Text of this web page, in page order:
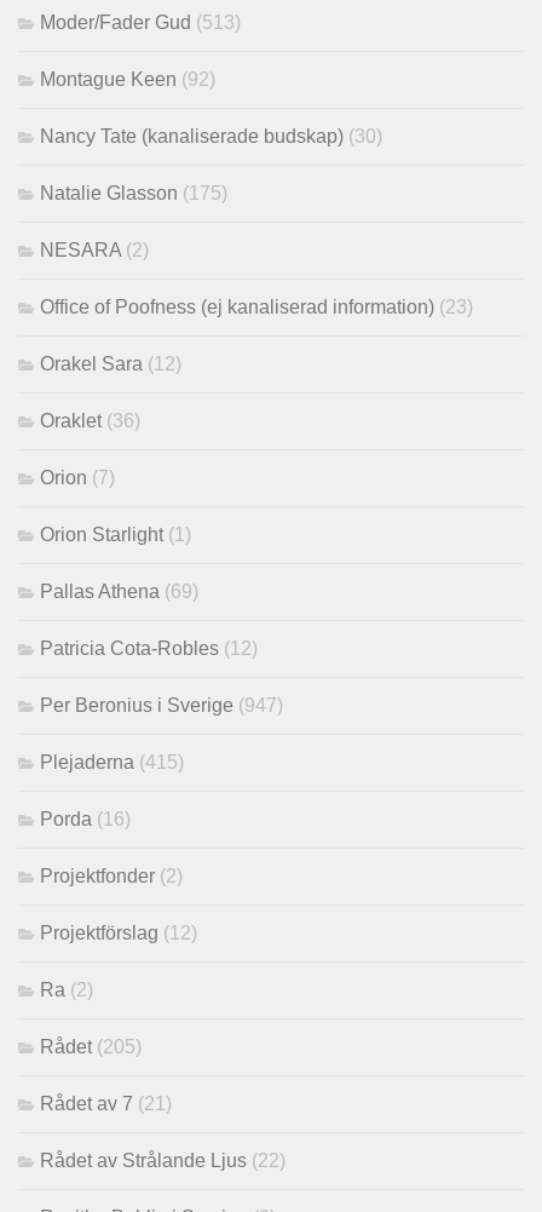
Moder/Fader Gud (513)
Montague Keen (92)
Nancy Tate (kanaliserade budskap) (30)
Natalie Glasson (175)
NESARA (2)
Office of Poofness (ej kanaliserad information) (23)
Orakel Sara (12)
Oraklet (36)
Orion (7)
Orion Starlight (1)
Pallas Athena (69)
Patricia Cota-Robles (12)
Per Beronius i Sverige (947)
Plejaderna (415)
Porda (16)
Projektfonder (2)
Projektförslag (12)
Ra (2)
Rådet (205)
Rådet av 7 (21)
Rådet av Strålande Ljus (22)